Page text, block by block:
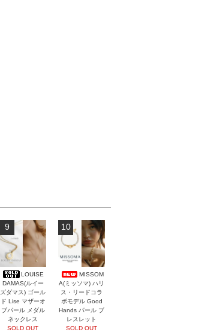
9
LOUISE
DAMAS(ルイー
ズダマス) ゴール
ド Lise マザーオ
ブパール メダル
ネックレス
SOLD OUT
10
MISSOM
A(ミッソマ) ハリ
ス・リードコラ
ボモデル Good
Hands パール ブ
レスレット
SOLD OUT